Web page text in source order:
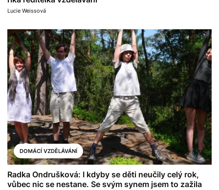
Lucie Weissová
DOMÁCÍ VZDĚLÁVÁNÍ
Radka Ondrušková: I kdyby se děti neučily celý rok,
vůbec nic se nestane. Se svým synem jsem to zažila